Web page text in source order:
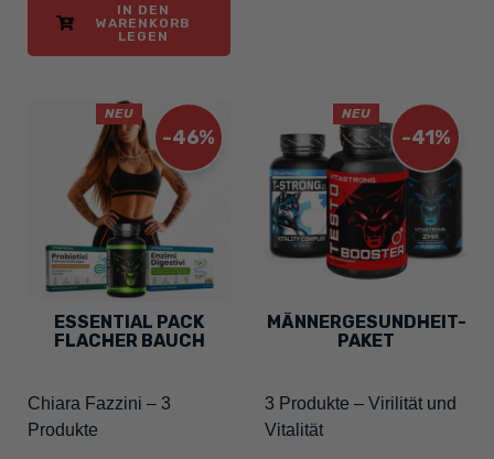
IN DEN
WARENKORB
LEGEN
-46%
NEU
ESSENTIAL PACK
FLACHER BAUCH
Chiara Fazzini – 3
Produkte
-41%
NEU
MÄNNERGESUNDHEIT-
PAKET
3 Produkte – Virilität und
Vitalität